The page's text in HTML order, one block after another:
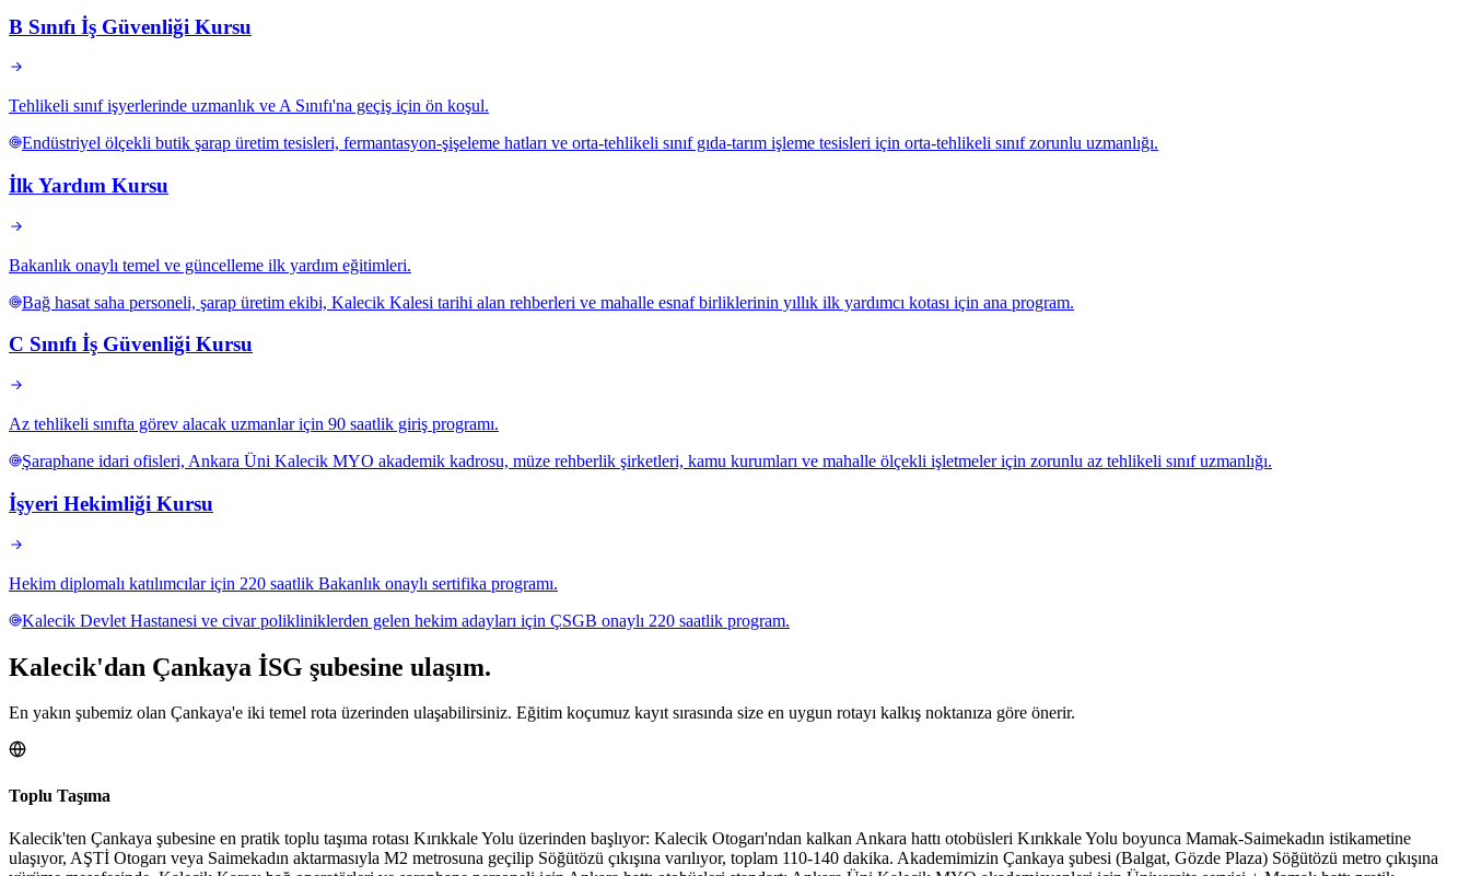
B Sınıfı İş Güvenliği Kursu
Tehlikeli sınıf işyerlerinde uzmanlık ve A Sınıfı'na geçiş için ön koşul.
Endüstriyel ölçekli butik şarap üretim tesisleri, fermantasyon-şişeleme hatları ve orta-tehlikeli sınıf gıda-tarım işleme tesisleri için orta-tehlikeli sınıf zorunlu uzmanlığı.
İlk Yardım Kursu
Bakanlık onaylı temel ve güncelleme ilk yardım eğitimleri.
Bağ hasat saha personeli, şarap üretim ekibi, Kalecik Kalesi tarihi alan rehberleri ve mahalle esnaf birliklerinin yıllık ilk yardımcı kotası için ana program.
C Sınıfı İş Güvenliği Kursu
Az tehlikeli sınıfta görev alacak uzmanlar için 90 saatlik giriş programı.
Şaraphane idari ofisleri, Ankara Üni Kalecik MYO akademik kadrosu, müze rehberlik şirketleri, kamu kurumları ve mahalle ölçekli işletmeler için zorunlu az tehlikeli sınıf uzmanlığı.
İşyeri Hekimliği Kursu
Hekim diplomalı katılımcılar için 220 saatlik Bakanlık onaylı sertifika programı.
Kalecik Devlet Hastanesi ve civar polikliniklerden gelen hekim adayları için ÇSGB onaylı 220 saatlik program.
Kalecik'dan Çankaya İSG şubesine ulaşım.
En yakın şubemiz olan Çankaya'e iki temel rota üzerinden ulaşabilirsiniz. Eğitim koçumuz kayıt sırasında size en uygun rotayı kalkış noktanıza göre önerir.
Toplu Taşıma
Kalecik'ten Çankaya şubesine en pratik toplu taşıma rotası Kırıkkale Yolu üzerinden başlıyor: Kalecik Otogarı'ndan kalkan Ankara hattı otobüsleri Kırıkkale Yolu boyunca Mamak-Saimekadın istikametine
ulaşıyor, AŞTİ Otogarı veya Saimekadın aktarmasıyla M2 metrosuna geçilip Söğütözü çıkışına varılıyor, toplam 110-140 dakika. Akademimizin Çankaya şubesi (Balgat, Gözde Plaza) Söğütözü metro çıkışına